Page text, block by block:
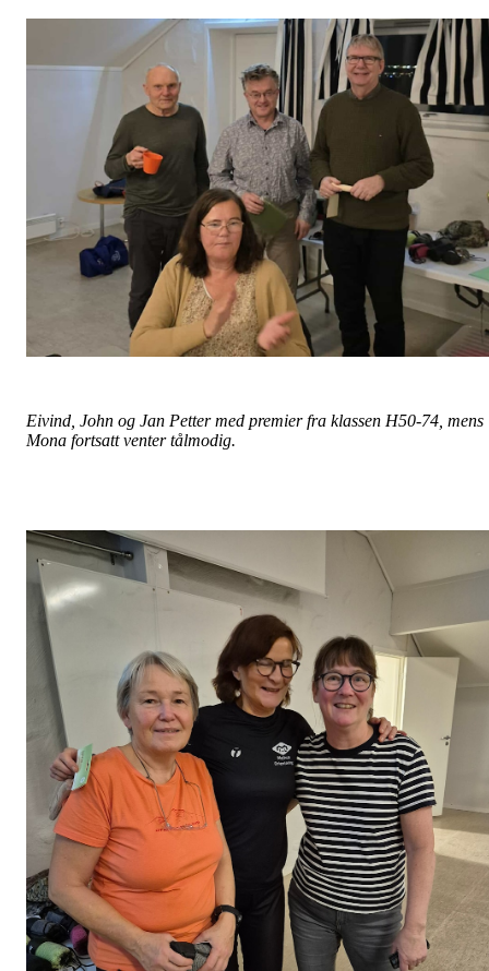
Eivind, John og Jan Petter med premier fra klassen H50-74, mens
Mona fortsatt venter tålmodig.